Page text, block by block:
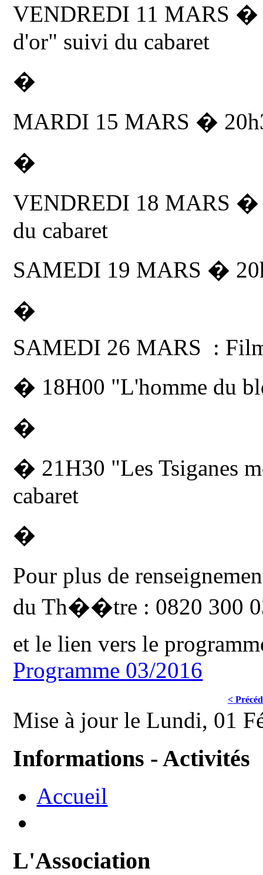
VENDREDI 11 MARS
d'or" suivi du cabaret
�
MARDI 15 MARS �
�
VENDREDI 18 MARS �
du cabaret
SAMEDI 19 MARS �
�
SAMEDI 26 MARS :
� 18H00 "L'homme du
�
� 21H30 "Les Tsiganes
cabaret
�
Pour plus de
du Th��tre : 0820 300
et le lien vers le
Programme 03/2016
<
Mise à jour le Lundi, 01
Informations - Activités
Accueil
L'Association